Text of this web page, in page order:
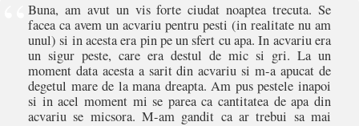
Buna, am avut un vis forte ciudat noaptea trecuta. Se
facea ca avem un acvariu pentru pesti (in realitate nu am
unul) si in acesta era pin pe un sfert cu apa. In acvariu era
un sigur peste, care era destul de mic si gri. La un
moment data acesta a sarit din acvariu si m-a apucat de
degetul mare de la mana dreapta. Am pus pestele inapoi
si in acel moment mi se parea ca cantitatea de apa din
acvariu se micsora. M-am gandit ca ar trebui sa mai